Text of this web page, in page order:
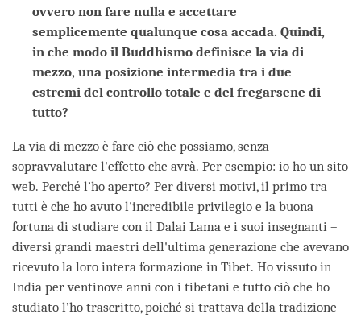
ovvero non fare nulla e accettare
semplicemente qualunque cosa accada. Quindi,
in che modo il Buddhismo definisce la via di
mezzo, una posizione intermedia tra i due
estremi del controllo totale e del fregarsene di
tutto?
La via di mezzo è fare ciò che possiamo, senza
sopravvalutare l'effetto che avrà. Per esempio: io ho un sito
web. Perché l’ho aperto? Per diversi motivi, il primo tra
tutti è che ho avuto l'incredibile privilegio e la buona
fortuna di studiare con il Dalai Lama e i suoi insegnanti –
diversi grandi maestri dell'ultima generazione che avevano
ricevuto la loro intera formazione in Tibet. Ho vissuto in
India per ventinove anni con i tibetani e tutto ciò che ho
studiato l’ho trascritto, poiché si trattava della tradizione